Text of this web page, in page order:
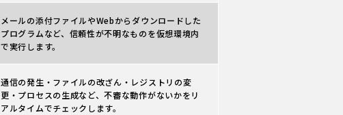
メールの添付ファイルやWebからダウンロードした
プログラムなど、信頼性が不明なものを仮想環境内
で実行します。
通信の発生・ファイルの改ざん・レジストリの変
更・プロセスの生成など、不審な動作がないかをリ
アルタイムでチェックします。